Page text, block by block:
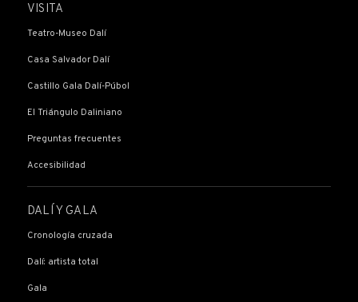
VISITA
Teatro-Museo Dalí
Casa Salvador Dalí
Castillo Gala Dalí-Púbol
El Triángulo Daliniano
Preguntas frecuentes
Accesibilidad
DALÍ Y GALA
Cronología cruzada
Dalí: artista total
Gala